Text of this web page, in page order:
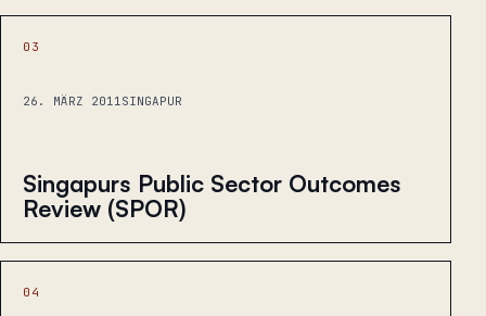
03
26. MÄRZ 2011SINGAPUR
Singapurs Public Sector Outcomes
Review (SPOR)
04